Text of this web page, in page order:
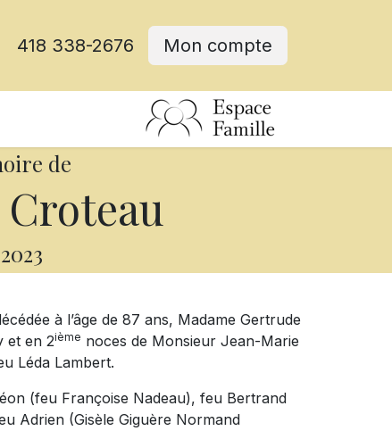
418 338-2676 Mon compte
de
2023
à l’âge de 87 ans, Madame Gertrude
et en 2ième noces de Monsieur Jean-Marie
Léda Lambert.
(feu Françoise Nadeau), feu Bertrand
Adrien (Gisèle Giguère Normand